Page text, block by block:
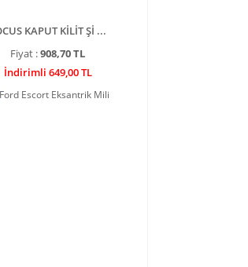
KAPUT KİLİT Şİ ...
Fiyat :908,70 TL
İndirimli 649,00 TL